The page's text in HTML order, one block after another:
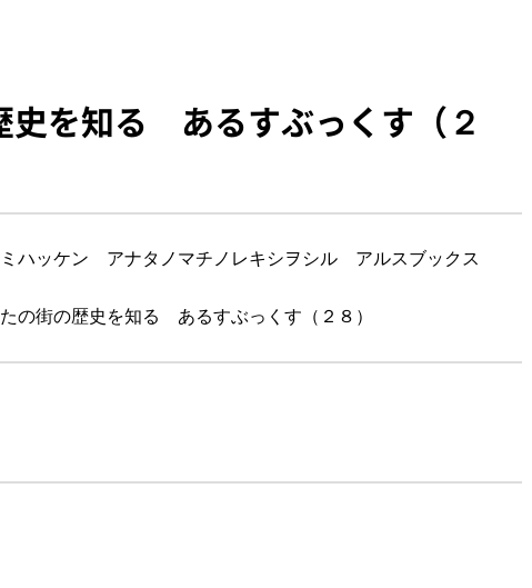
を知る あるすぶっくす（２
ハッケン アナタノマチノレキシヲシル アルスブックス
街の歴史を知る あるすぶっくす（２８）